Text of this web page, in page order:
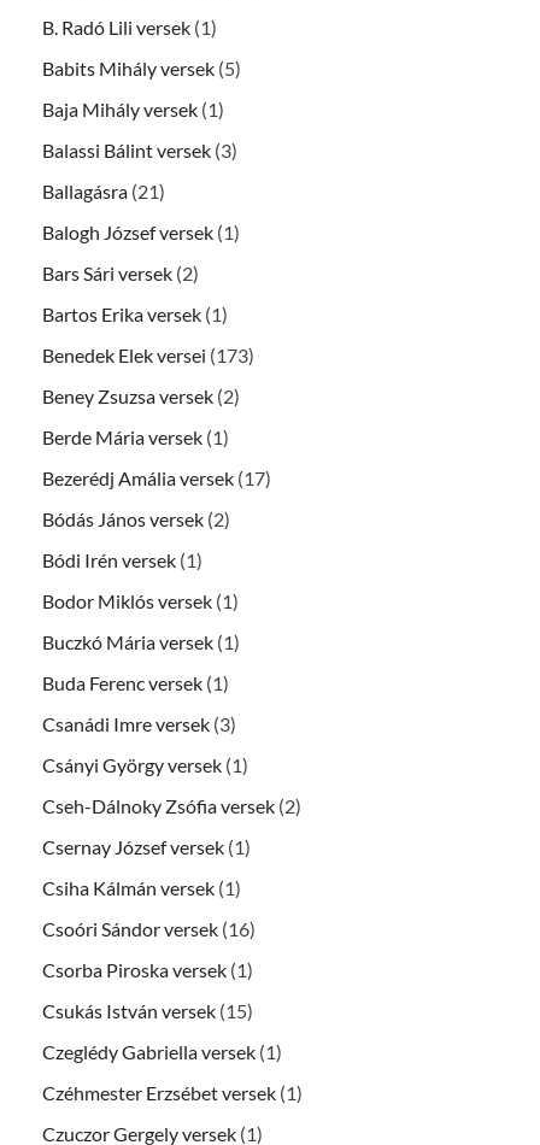
B. Radó Lili versek (1)
Babits Mihály versek (5)
Baja Mihály versek (1)
Balassi Bálint versek (3)
Ballagásra (21)
Balogh József versek (1)
Bars Sári versek (2)
Bartos Erika versek (1)
Benedek Elek versei (173)
Beney Zsuzsa versek (2)
Berde Mária versek (1)
Bezerédj Amália versek (17)
Bódás János versek (2)
Bódi Irén versek (1)
Bodor Miklós versek (1)
Buczkó Mária versek (1)
Buda Ferenc versek (1)
Csanádi Imre versek (3)
Csányi György versek (1)
Cseh-Dálnoky Zsófia versek (2)
Csernay József versek (1)
Csiha Kálmán versek (1)
Csoóri Sándor versek (16)
Csorba Piroska versek (1)
Csukás István versek (15)
Czeglédy Gabriella versek (1)
Czéhmester Erzsébet versek (1)
Czuczor Gergely versek (1)